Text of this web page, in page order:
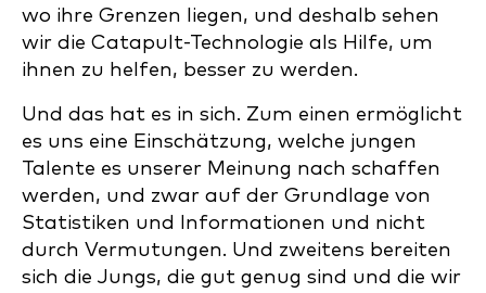
wo ihre Grenzen liegen, und deshalb sehen
wir die Catapult-Technologie als Hilfe, um
ihnen zu helfen, besser zu werden.
Und das hat es in sich. Zum einen ermöglicht
es uns eine Einschätzung, welche jungen
Talente es unserer Meinung nach schaffen
werden, und zwar auf der Grundlage von
Statistiken und Informationen und nicht
durch Vermutungen. Und zweitens bereiten
sich die Jungs, die gut genug sind und die wir